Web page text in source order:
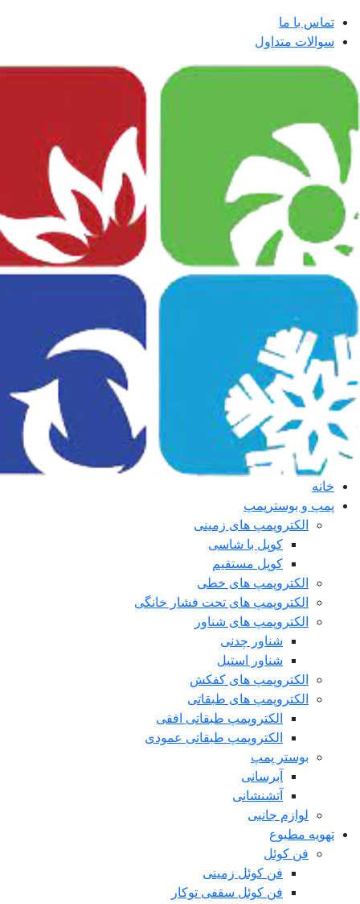
تماس با ما
سوالات متداول
خانه
پمپ و بوسترپمپ
الکتروپمپ های زمینی
کوپل با شاسی
کوپل مستقیم
الکتروپمپ های خطی
الکتروپمپ های تحت فشار خانگی
الکتروپمپ های شناور
شناور چدنی
شناور استیل
الکتروپمپ های کفکش
الکتروپمپ های طبقاتی
الکتروپمپ طبقاتی افقی
الکتروپمپ طبقاتی عمودی
بوستر پمپ
آبرسانی
آتشنشانی
لوازم جانبی
تهویه مطبوع
فن کوئل
فن کوئل زمینی
فن کوئل سقفی توکار